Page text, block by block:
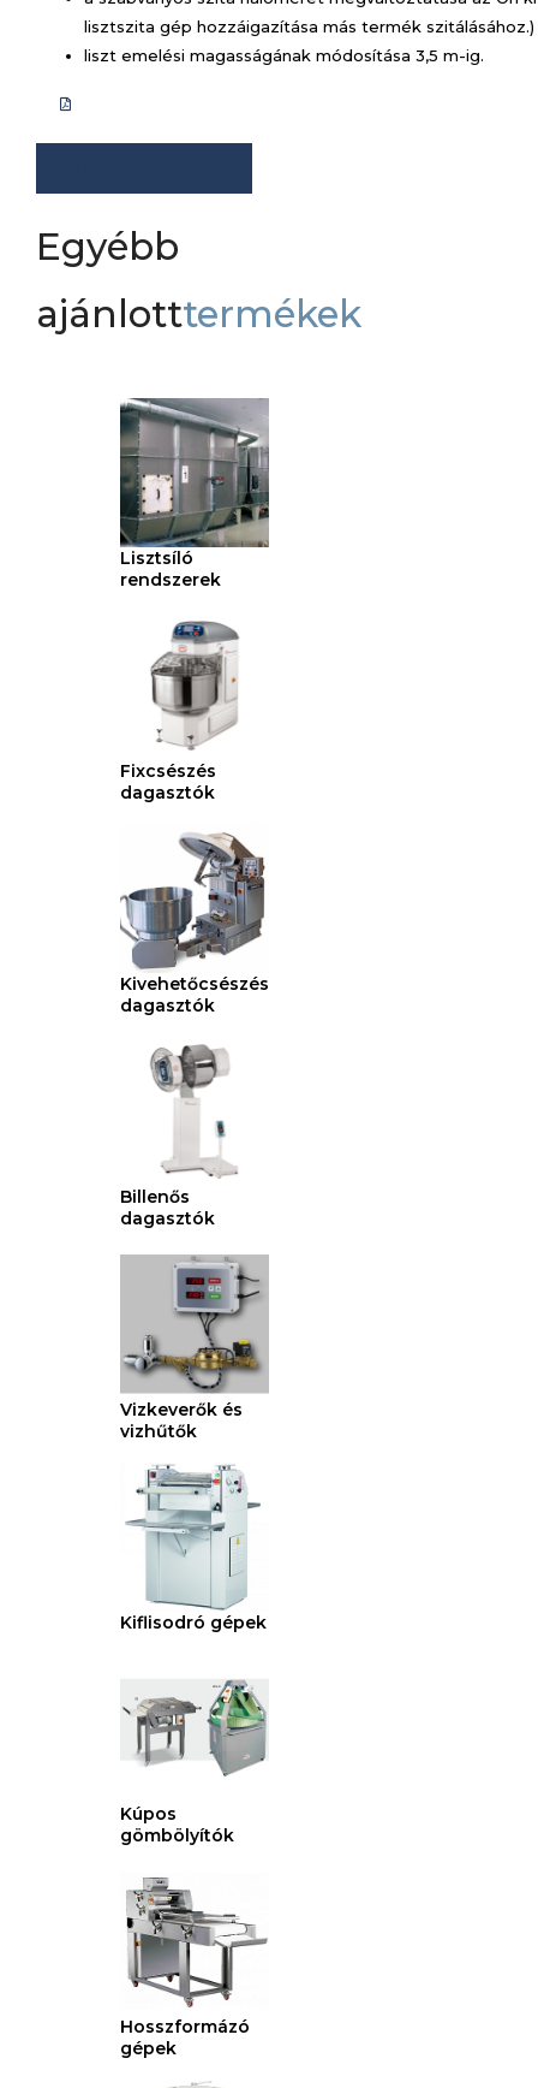
lisztszita gép hozzáigazítása más termék szitálásához.)
liszt emelési magasságának módosítása 3,5 m-ig.
Egyébb
ajánlotttermékek
Lisztsíló
rendszerek
Fixcsészés
dagasztók
Kivehetőcsészés
dagasztók
Billenős
dagasztók
Vizkeverők és
vizhűtők
Kiflisodró gépek
Kúpos
gömbölyítók
Hosszformázó
gépek